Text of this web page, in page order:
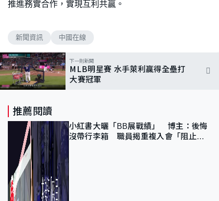
推進務實合作，實現互利共贏。
新聞資訊 中國在線
下一則新聞
MLB明星賽 水手萊利贏得全壘打
大賽冠軍
推薦閱讀
小紅書大曬「BB展戰績」 博主：後悔
沒帶行李箱 職員揭重複入會「阻止唔